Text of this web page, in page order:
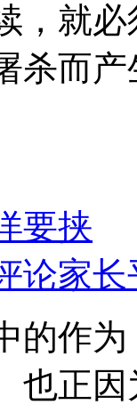
，就
杀而
要挟
家长
的作
也正